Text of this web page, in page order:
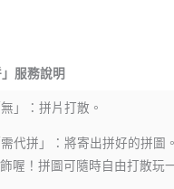
」服務說明
」：拼片打散。
代拼」：將寄出拼好的拼圖
喔！拼圖可隨時自由打散玩